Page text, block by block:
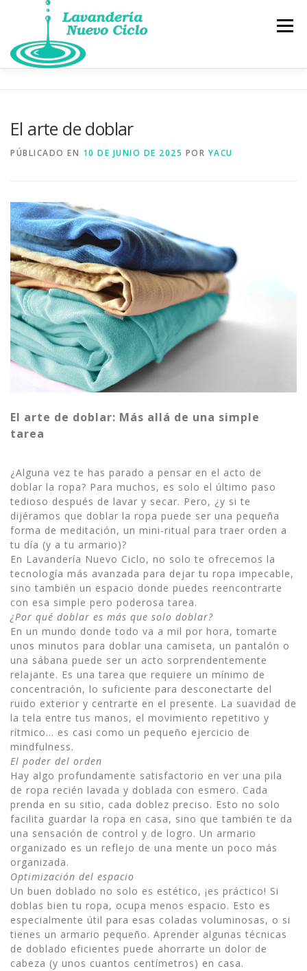
Menú
El arte de doblar
PÚBLICADO EN 10 DE JUNIO DE 2025 POR YACU
El arte de doblar: Más allá de una simple
tarea
¿Alguna vez te has parado a pensar en el acto de
doblar la ropa? Para muchos, es solo el último paso
tedioso después de lavar y secar. Pero, ¿y si te
dijéramos que doblar la ropa puede ser una pequeña
forma de meditación, un mini-ritual para traer orden a
tu día (y a tu armario)?
En Lavandería Nuevo Ciclo, no solo te ofrecemos la
tecnología más avanzada para dejar tu ropa impecable,
sino también un espacio donde puedes reencontrarte
con esa simple pero poderosa tarea.
¿Por qué doblar es más que solo doblar?
En un mundo donde todo va a mil por hora, tomarte
unos minutos para doblar una camiseta, un pantalón o
una sábana puede ser un acto sorprendentemente
relajante. Es una tarea que requiere un mínimo de
concentración, lo suficiente para desconectarte del
ruido exterior y centrarte en el presente. La suavidad de
la tela entre tus manos, el movimiento repetitivo y
rítmico… es casi como un pequeño ejercicio de
mindfulness.
El poder del orden
Hay algo profundamente satisfactorio en ver una pila
de ropa recién lavada y doblada con esmero. Cada
prenda en su sitio, cada doblez preciso. Esto no solo
facilita guardar la ropa en casa, sino que también te da
una sensación de control y de logro. Un armario
organizado es un reflejo de una mente un poco más
organizada.
Optimización del espacio
Un buen doblado no solo es estético, ¡es práctico! Si
doblas bien tu ropa, ocupa menos espacio. Esto es
especialmente útil para esas coladas voluminosas, o si
tienes un armario pequeño. Aprender algunas técnicas
de doblado eficientes puede ahorrarte un dolor de
cabeza (y unos cuantos centímetros) en casa.